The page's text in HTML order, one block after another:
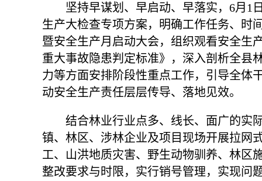
坚持早谋划、早启动、早落实，6月1
生产大检查专项方案，明确工作任务、时
暨安全生产月启动大会，组织观看安全生
重大事故隐患判定标准》，深入剖析全县
力等方面安排阶段性重点工作，引导全体
动安全生产责任层层传导、落地见效。
结合林业行业点多、线长、面广的实
镇、林区、涉林企业及项目现场开展拉网
工、山洪地质灾害、野生动物驯养、林区
整改要求与时限，实行销号管理，实现问